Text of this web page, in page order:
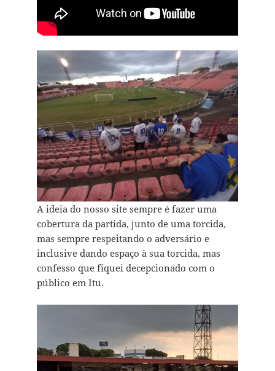
A ideia do nosso site sempre é fazer uma
cobertura da partida, junto de uma torcida,
mas sempre respeitando o adversário e
inclusive dando espaço à sua torcida, mas
confesso que fiquei decepcionado com o
público em Itu.